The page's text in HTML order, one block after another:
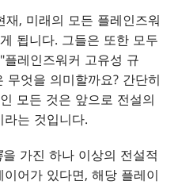
, 미래의 모든 플레인즈워
됩니다. 그들은 또한 모두
레인즈워커 고유성 규
엇을 의미할까요? 간단히
모든 것은 앞으로 전설의
는 것입니다.
을 가진 하나 이상의 전설적
어가 있다면, 해당 플레이